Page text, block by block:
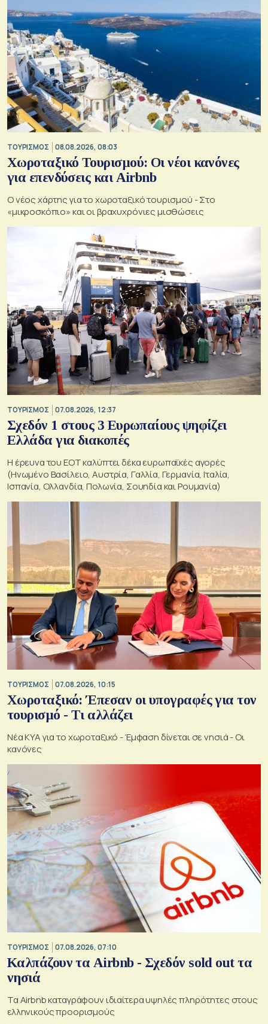
ΤΟΥΡΙΣΜΟΣ 08.08.2026, 08:03
Χωροταξικό Τουρισμού: Οι νέοι κανόνες
για επενδύσεις και Airbnb
Ο νέος χάρτης για το χωροταξικό τουρισμού - Στο
«μικροσκόπιο» και οι βραχυχρόνιες μισθώσεις
ΤΟΥΡΙΣΜΟΣ 07.08.2026, 12:37
Σχεδόν 1 στους 3 Ευρωπαίους ψηφίζει
Ελλάδα για διακοπές
Η έρευνα του ΕΟΤ καλύπτει δέκα ευρωπαϊκές αγορές
(Ηνωμένο Βασίλειο, Αυστρία, Γαλλία, Γερμανία, Ιταλία,
Ισπανία, Ολλανδία, Πολωνία, Σουηδία και Ρουμανία)
ΤΟΥΡΙΣΜΟΣ 07.08.2026, 10:15
Χωροταξικό: Έπεσαν οι υπογραφές για τον
τουρισμό - Τι αλλάζει
Νέα ΚΥΑ για το χωροταξικό - Έμφαση δίνεται σε νησιά - Οι
κανόνες
ΤΟΥΡΙΣΜΟΣ 07.08.2026, 07:10
Καλπάζουν τα Airbnb - Σχεδόν sold out τα
νησιά
Τα Airbnb καταγράφουν ιδιαίτερα υψηλές πληρότητες στους
ελληνικούς προορισμούς